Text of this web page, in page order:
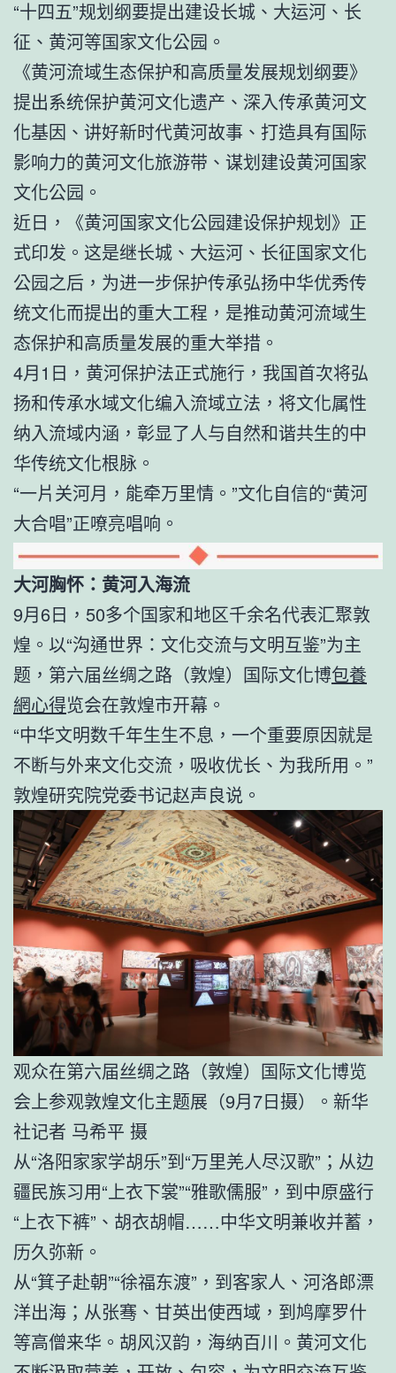
“十四五”规划纲要提出建设长城、大运河、长
征、黄河等国家文化公园。
《黄河流域生态保护和高质量发展规划纲要》
提出系统保护黄河文化遗产、深入传承黄河文
化基因、讲好新时代黄河故事、打造具有国际
影响力的黄河文化旅游带、谋划建设黄河国家
文化公园。
近日，《黄河国家文化公园建设保护规划》正
式印发。这是继长城、大运河、长征国家文化
公园之后，为进一步保护传承弘扬中华优秀传
统文化而提出的重大工程，是推动黄河流域生
态保护和高质量发展的重大举措。
4月1日，黄河保护法正式施行，我国首次将弘
扬和传承水域文化编入流域立法，将文化属性
纳入流域内涵，彰显了人与自然和谐共生的中
华传统文化根脉。
“一片关河月，能牵万里情。”文化自信的“黄河
大合唱”正嘹亮唱响。
大河胸怀：黄河入海流
9月6日，50多个国家和地区千余名代表汇聚敦
煌。以“沟通世界：文化交流与文明互鉴”为主
题，第六届丝绸之路（敦煌）国际文化博包養
網心得览会在敦煌市开幕。
“中华文明数千年生生不息，一个重要原因就是
不断与外来文化交流，吸收优长、为我所用。”
敦煌研究院党委书记赵声良说。
观众在第六届丝绸之路（敦煌）国际文化博览
会上参观敦煌文化主题展（9月7日摄）。新华
社记者 马希平 摄
从“洛阳家家学胡乐”到“万里羌人尽汉歌”；从边
疆民族习用“上衣下裳”“雅歌儒服”，到中原盛行
“上衣下裤”、胡衣胡帽……中华文明兼收并蓄，
历久弥新。
从“箕子赴朝”“徐福东渡”，到客家人、河洛郎漂
洋出海；从张骞、甘英出使西域，到鸠摩罗什
等高僧来华。胡风汉韵，海纳百川。黄河文化